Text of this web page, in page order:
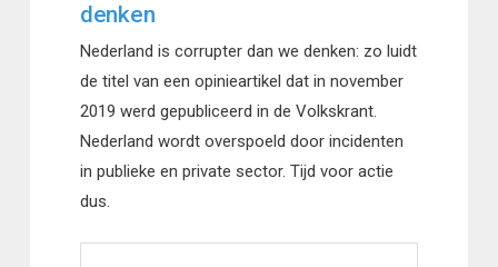
denken
Nederland is corrupter dan we denken: zo luidt
de titel van een opinieartikel dat in november
2019 werd gepubliceerd in de Volkskrant.
Nederland wordt overspoeld door incidenten
in publieke en private sector. Tijd voor actie
dus.